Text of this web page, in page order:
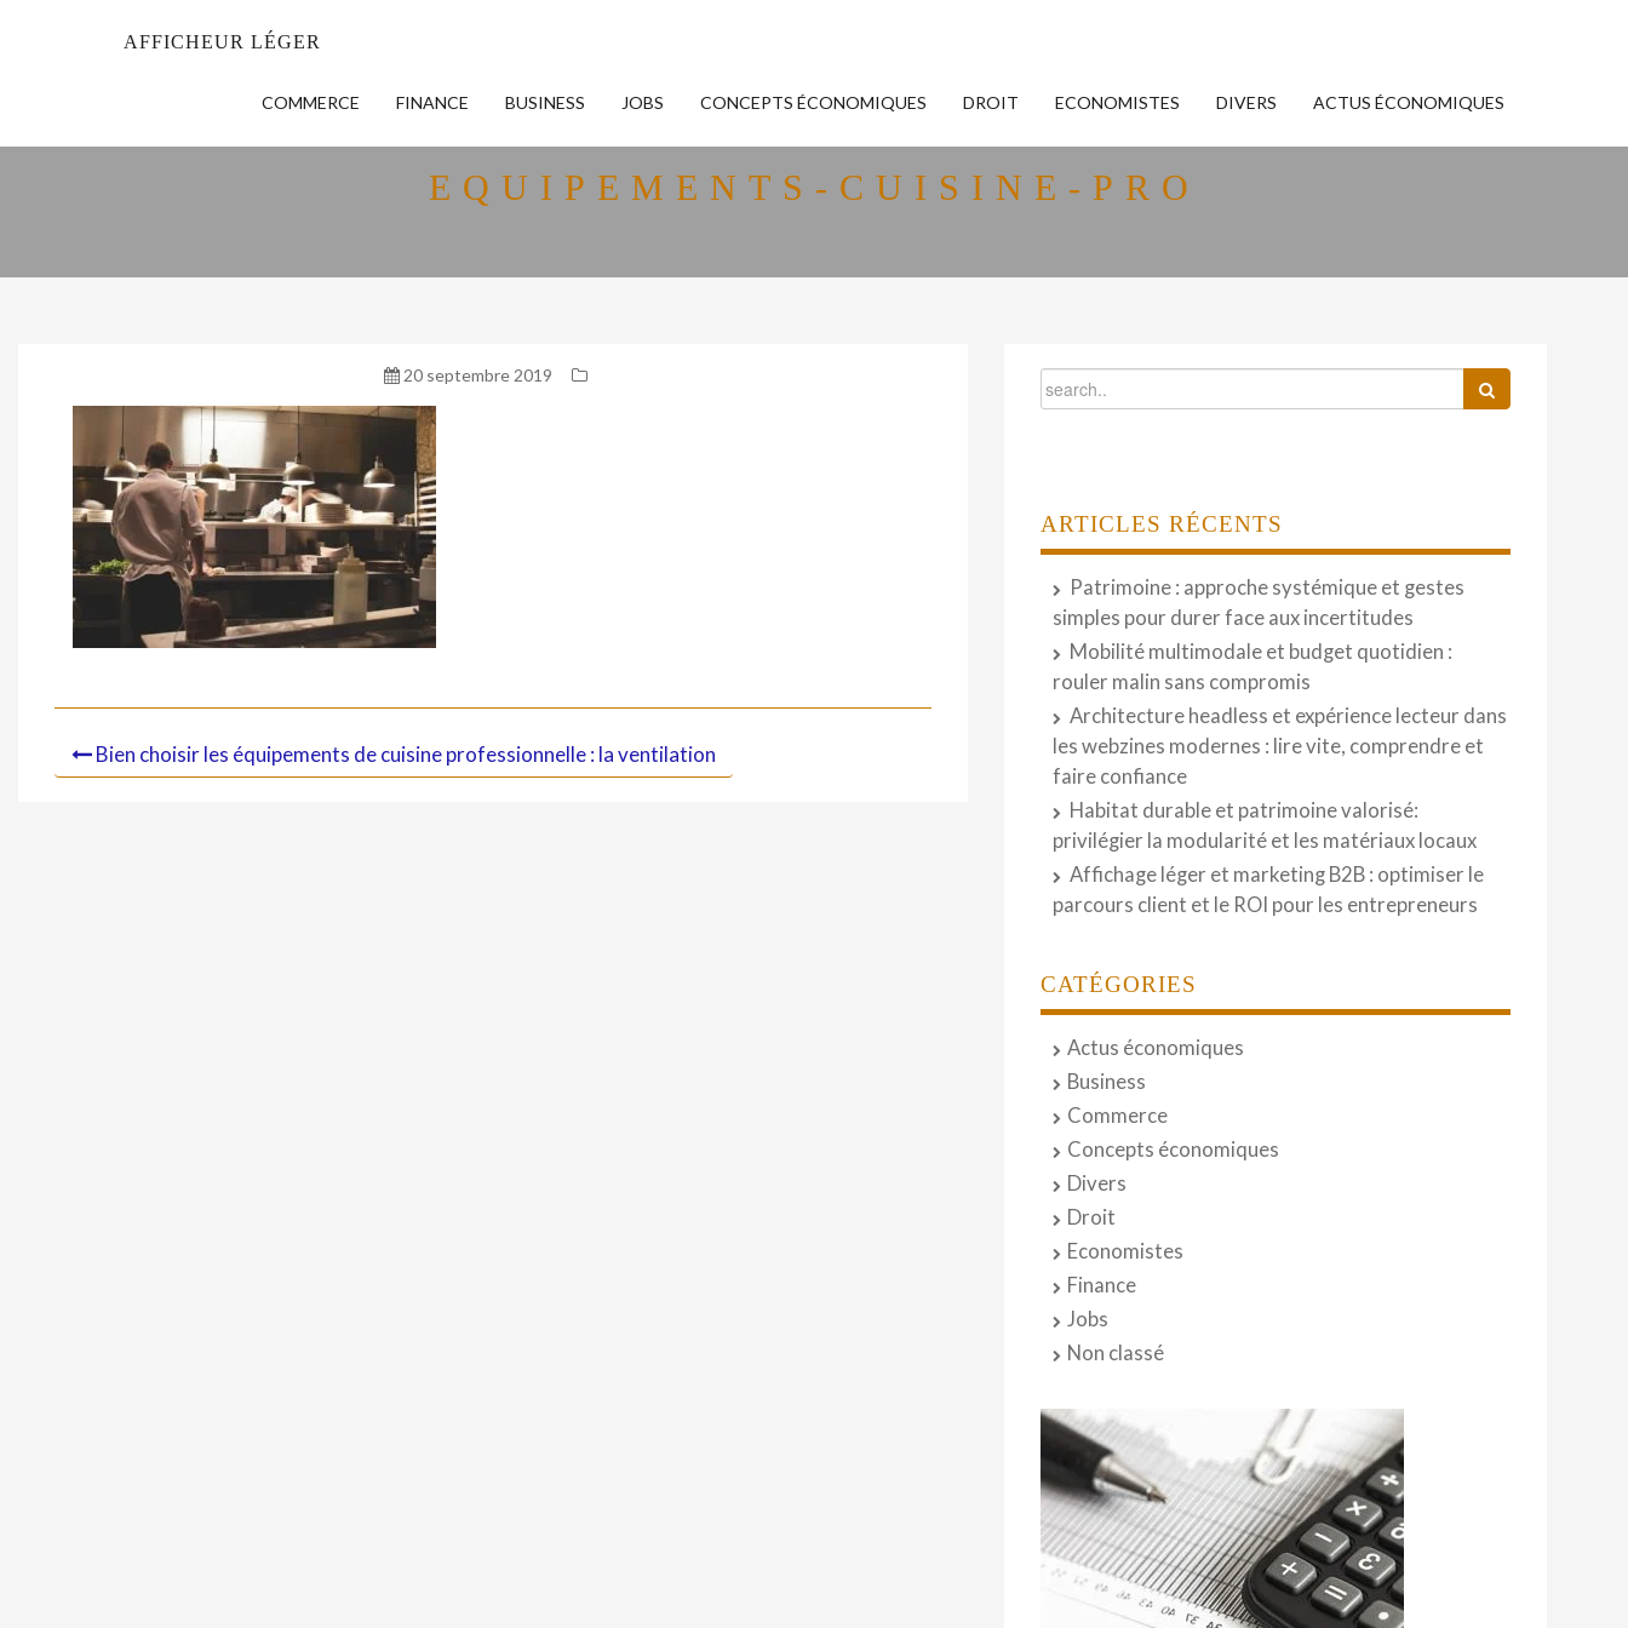
AFFICHEUR LÉGER
COMMERCE FINANCE BUSINESS JOBS CONCEPTS ÉCONOMIQUES DROIT ECONOMISTES DIVERS ACTUS ÉCONOMIQUES
EQUIPEMENTS-CUISINE-PRO
20 septembre 2019
Bien choisir les équipements de cuisine professionnelle : la ventilation
ARTICLES RÉCENTS
Patrimoine : approche systémique et gestes
simples pour durer face aux incertitudes
Mobilité multimodale et budget quotidien :
rouler malin sans compromis
Architecture headless et expérience lecteur dans
les webzines modernes : lire vite, comprendre et
faire confiance
Habitat durable et patrimoine valorisé:
privilégier la modularité et les matériaux locaux
Affichage léger et marketing B2B : optimiser le
parcours client et le ROI pour les entrepreneurs
CATÉGORIES
Actus économiques
Business
Commerce
Concepts économiques
Divers
Droit
Economistes
Finance
Jobs
Non classé